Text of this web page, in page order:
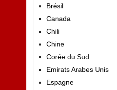
Brésil
Canada
Chili
Chine
Corée du Sud
Emirats Arabes Unis
Espagne